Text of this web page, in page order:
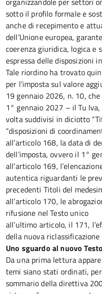
sotto il profilo formale e
anche di recepimento e
dell’Unione europea,
coerenza giuridica, logica e
espressa delle disposizioni
Tale riordino ha trovato
per l’imposta sul valore
19 gennaio 2026, n. 10,
1° gennaio 2027 – il Tu
volta suddivisi in diciotto
“disposizioni di
all’articolo 168, la data di
dell’imposta, ovvero il 1°
all’articolo 169,
autentica riguardanti le
precedenti Titoli del
all’articolo 170, le
rifusione nel Testo unico
all’ultimo articolo, il 171,
della nuova
Uno sguardo al nuovo
Da una prima lettura
temi siano stati ordinati,
sommario della direttiva